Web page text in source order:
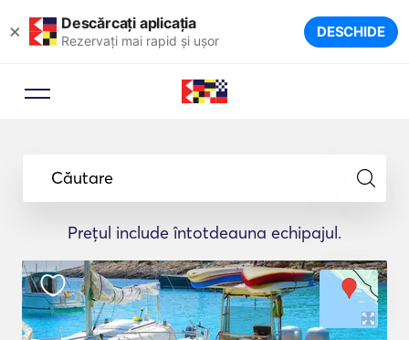
× Descărcați aplicația
Rezervați mai rapid și ușor DESCHIDE
Căutare
Prețul include întotdeauna echipajul.